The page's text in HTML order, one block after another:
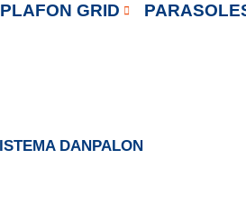
PLAFON GRID
DANPALON